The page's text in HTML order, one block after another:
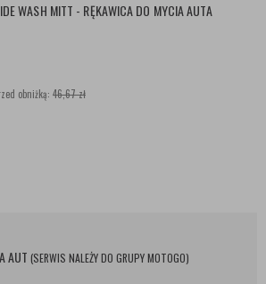
WASH MITT - RĘKAWICA DO MYCIA AUTA
obniżką: 46,67 zł
AUT (SERWIS NALEŻY DO GRUPY MOTOGO)